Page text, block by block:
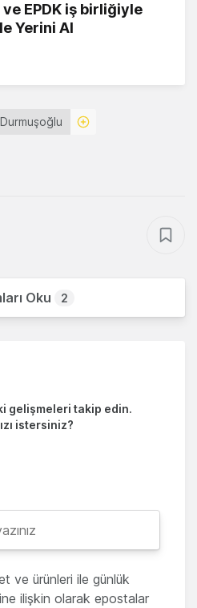
EPDK iş birliğiyle
Yerini Al
Oku 2
gelişmeleri takip edin.
istersiniz?
ve ürünleri ile günlük
ilişkin olarak epostalar